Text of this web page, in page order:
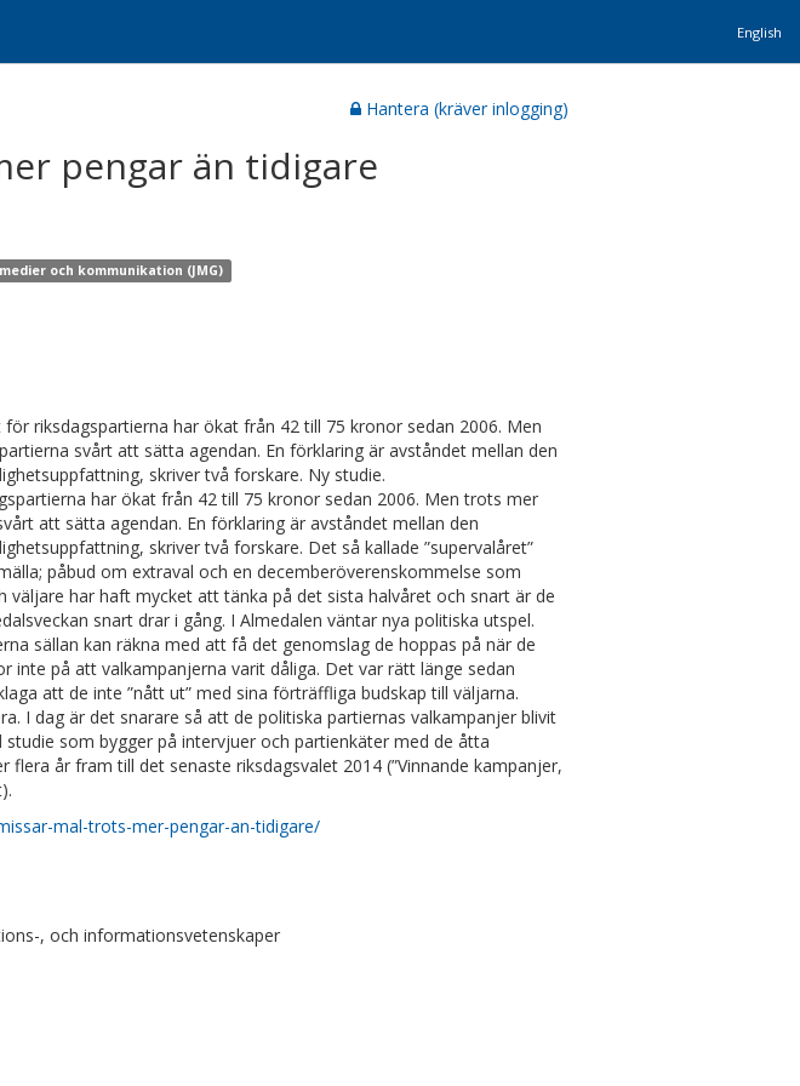
English
Hantera (kräver inlogging)
pengar än tidigare
och kommunikation (JMG)
riksdagspartierna har ökat från 42 till 75 kronor sedan 2006. Men
svårt att sätta agendan. En förklaring är avståndet mellan den
skriver två forskare. Ny studie.
har ökat från 42 till 75 kronor sedan 2006. Men trots mer
att sätta agendan. En förklaring är avståndet mellan den
skriver två forskare. Det så kallade ”supervalåret”
påbud om extraval och en decemberöverenskommelse som
har haft mycket att tänka på det sista halvåret och snart är de
snart drar i gång. I Alme­dalen väntar nya politiska utspel.
sällan kan räkna med att få det genomslag de hoppas på när de
inte på att valkampanjerna varit dåliga. Det var rätt länge sedan
att de inte ”nått ut” med sina förträffliga budskap till väljarna.
I dag är det snarare så att de politiska partiernas valkampanjer blivit
som bygger på intervjuer och partienkäter med de åtta
flera år fram till det senaste riksdagsvalet 2014 (”Vinnande kampanjer,
mal-trots-mer-pengar-an-tidigare/
, och informationsvetenskaper